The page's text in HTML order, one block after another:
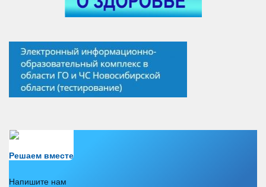
Решаем вместе
Напишите нам